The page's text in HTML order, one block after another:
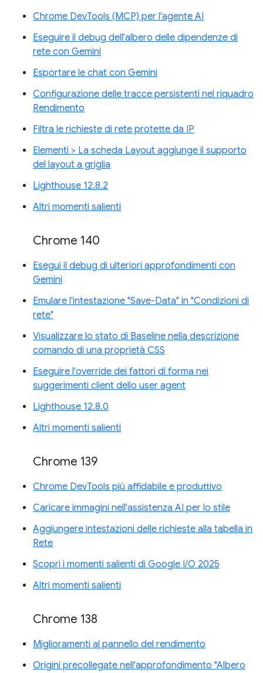
Chrome DevTools (MCP) per l'agente AI
Eseguire il debug dell'albero delle dipendenze di
rete con Gemini
Esportare le chat con Gemini
Configurazione delle tracce persistenti nel riquadro
Rendimento
Filtra le richieste di rete protette da IP
Elementi > La scheda Layout aggiunge il supporto
del layout a griglia
Lighthouse 12.8.2
Altri momenti salienti
Chrome 140
Esegui il debug di ulteriori approfondimenti con
Gemini
Emulare l'intestazione "Save-Data" in "Condizioni di
rete"
Visualizzare lo stato di Baseline nella descrizione
comando di una proprietà CSS
Eseguire l'override dei fattori di forma nei
suggerimenti client dello user agent
Lighthouse 12.8.0
Altri momenti salienti
Chrome 139
Chrome DevTools più affidabile e produttivo
Caricare immagini nell'assistenza AI per lo stile
Aggiungere intestazioni delle richieste alla tabella in
Rete
Scopri i momenti salienti di Google I/O 2025
Altri momenti salienti
Chrome 138
Miglioramenti al pannello del rendimento
Origini precollegate nell'approfondimento "Albero